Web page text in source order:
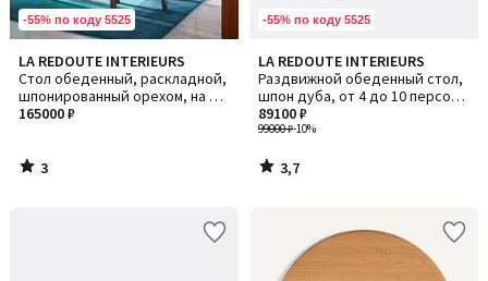
-55% по коду 5525
LA REDOUTE INTERIEURS
Стол обеденный, раскладной,
шпонированный орехом, на 6-
10 персон, VINTELE / ВИНТЕЛЬ
165000 ₽
3
/
5
3
/
-55% по коду 5525
LA REDOUTE INTERIEURS
Раздвижной обеденный стол,
шпон дуба, от 4 до 10 персон,
TIOGA / ТИОГА
99000 ₽-10%
89100 ₽
3,7
/ 5
3,7
/